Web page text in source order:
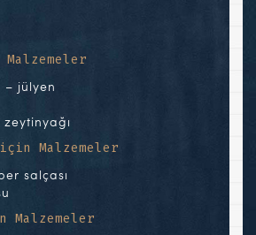
jülyen
zeytinyağı
Malzemeler
salçası
Malzemeler